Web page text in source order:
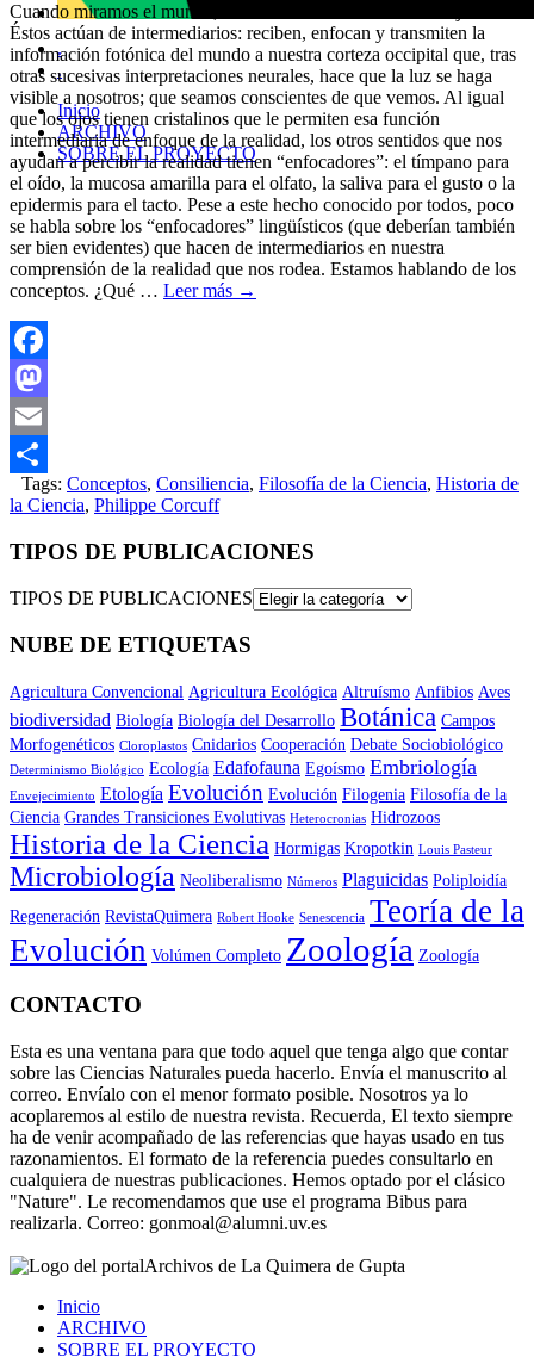
.
.
Inicio
ARCHIVO
SOBRE EL PROYECTO
Cuando miramos el mundo, lo vemos a través de nuestros ojos.
Éstos actúan de intermediarios: reciben, enfocan y transmiten la
información fotónica del mundo a nuestra corteza occipital que, tras
otras sucesivas interpretaciones neurales, hace que la luz se haga
visible a nosotros; que seamos conscientes de que vemos. Al igual
que los ojos tienen cristalinos que le permiten esa función
intermediaria de enfoque de la realidad, los otros sentidos que nos
ayudan a percibir la realidad tienen “enfocadores”: el tímpano para
el oído, la mucosa amarilla para el olfato, la saliva para el gusto o la
epidermis para el tacto. Pese a este hecho conocido por todos, poco
se habla sobre los “enfocadores” lingüísticos (que deberían también
ser bien evidentes) que hacen de intermediarios en nuestra
comprensión de la realidad que nos rodea. Estamos hablando de los
conceptos. ¿Qué … Leer más →
Facebook
Mastodon
Email
Compartir
Tags: Conceptos, Consiliencia, Filosofía de la Ciencia, Historia de
la Ciencia, Philippe Corcuff
TIPOS DE PUBLICACIONES
TIPOS DE PUBLICACIONES
NUBE DE ETIQUETAS
Agricultura Convencional Agricultura Ecológica Altruísmo Anfibios Aves
biodiversidad Biología Biología del Desarrollo Botánica Campos
Morfogenéticos Cloroplastos Cnidarios Cooperación Debate Sociobiológico
Determinismo Biológico Ecología Edafofauna Egoísmo Embriología
Envejecimiento Etología Evolución Evolución Filogenia Filosofía de la
Ciencia Grandes Transiciones Evolutivas Heterocronias Hidrozoos
Historia de la Ciencia Hormigas Kropotkin Louis Pasteur
Microbiología Neoliberalismo Números Plaguicidas Poliploidía
Regeneración RevistaQuimera Robert Hooke Senescencia Teoría de la
Evolución Volúmen Completo Zoología Zoología
CONTACTO
Esta es una ventana para que todo aquel que tenga algo que contar
sobre las Ciencias Naturales pueda hacerlo. Envía el manuscrito al
correo. Envíalo con el menor formato posible. Nosotros ya lo
acoplaremos al estilo de nuestra revista. Recuerda, El texto siempre
ha de venir acompañado de las referencias que hayas usado en tus
razonamientos. El formato de la referencia puedes consultarlo en
cualquiera de nuestras publicaciones. Hemos optado por el clásico
"Nature". Le recomendamos que use el programa Bibus para
realizarla. Correo: gonmoal@alumni.uv.es
Archivos de La Quimera de Gupta
Inicio
ARCHIVO
SOBRE EL PROYECTO